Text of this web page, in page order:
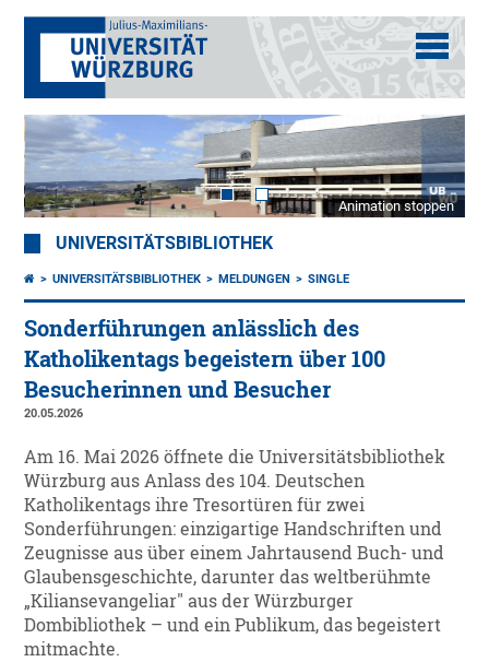
Animation stoppen
UNIVERSITÄTSBIBLIOTHEK
UNIVERSITÄTSBIBLIOTHEK MELDUNGEN SINGLE
Sonderführungen anlässlich des
Katholikentags begeistern über 100
Besucherinnen und Besucher
20.05.2026
Am 16. Mai 2026 öffnete die Universitätsbibliothek
Würzburg aus Anlass des 104. Deutschen
Katholikentags ihre Tresortüren für zwei
Sonderführungen: einzigartige Handschriften und
Zeugnisse aus über einem Jahrtausend Buch- und
Glaubensgeschichte, darunter das weltberühmte
„Kiliansevangeliar" aus der Würzburger
Dombibliothek – und ein Publikum, das begeistert
mitmachte.